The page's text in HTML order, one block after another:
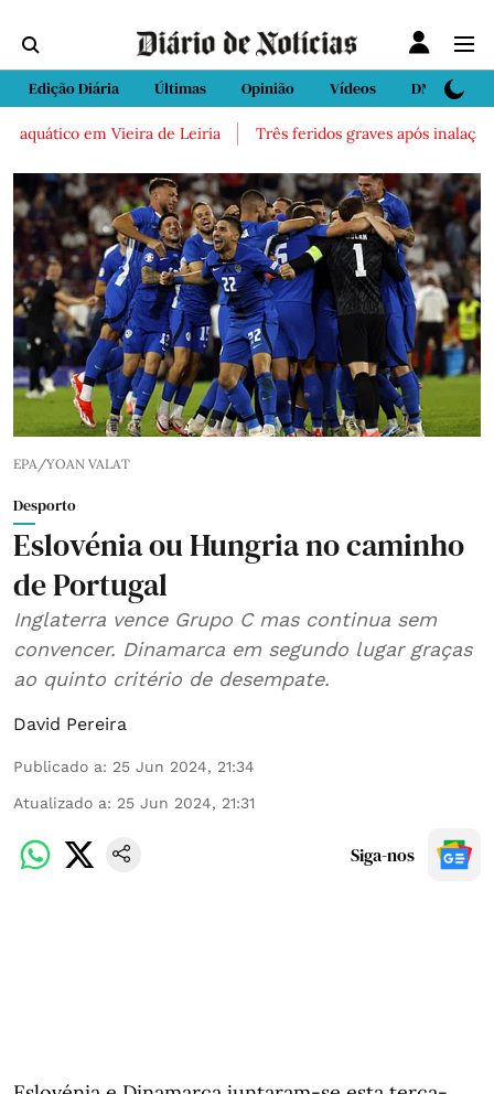
Edição Diária Últimas Opinião Vídeos DN Sport
em Vieira de Leiria Três feridos graves após inalação
EPA/YOAN VALAT
Desporto
Eslovénia ou Hungria no caminho
de Portugal
Inglaterra vence Grupo C mas continua sem
convencer. Dinamarca em segundo lugar graças
ao quinto critério de desempate.
David Pereira
Publicado a: 25 Jun 2024, 21:34
Atualizado a: 25 Jun 2024, 21:31
Siga-nos